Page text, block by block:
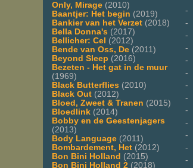
Only, Mirage (2010)
Baantjer: Het begin (2019)
Bankier van het Verzet (2018)
Bella Donna's (2017)
Bellicher: Cel (2012)
Bende van Oss, De (2011)
Beyond Sleep (2016)
Bezeten - Het gat in de muur
(1969)
Black Butterflies (2010)
Black Out (2012)
Bloed, Zweet & Tranen (2015)
Bloedlink (2014)
Bobby en de Geestenjagers
(2013)
Body Language (2011)
Bombardement, Het (2012)
Bon Bini Holland (2015)
Bon Bini Holland 2 (2018)
-
-
-
-
-
-
-
-
-
-
-
-
-